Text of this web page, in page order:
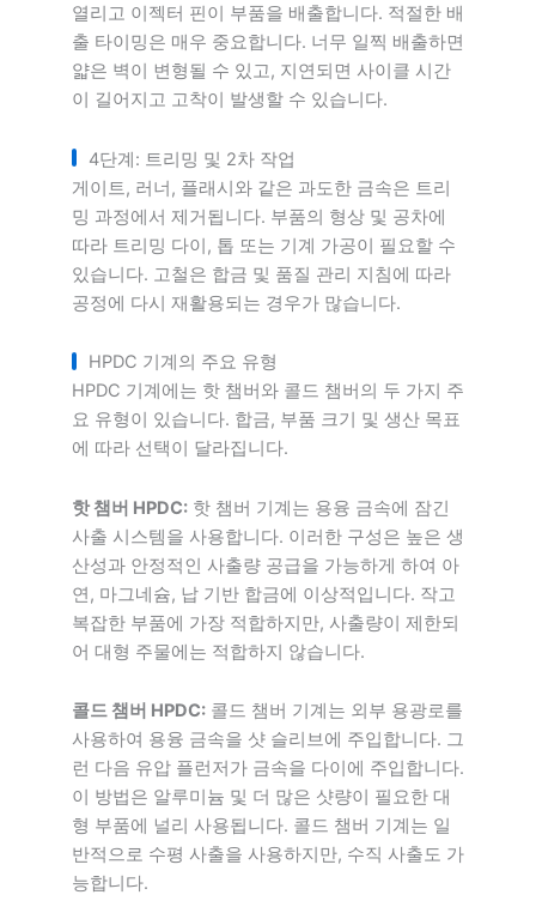
열리고 이젝터 핀이 부품을 배출합니다. 적절한 배
출 타이밍은 매우 중요합니다. 너무 일찍 배출하면
얇은 벽이 변형될 수 있고, 지연되면 사이클 시간
이 길어지고 고착이 발생할 수 있습니다.
4단계: 트리밍 및 2차 작업
게이트, 러너, 플래시와 같은 과도한 금속은 트리
밍 과정에서 제거됩니다. 부품의 형상 및 공차에
따라 트리밍 다이, 톱 또는 기계 가공이 필요할 수
있습니다. 고철은 합금 및 품질 관리 지침에 따라
공정에 다시 재활용되는 경우가 많습니다.
HPDC 기계의 주요 유형
HPDC 기계에는 핫 챔버와 콜드 챔버의 두 가지 주
요 유형이 있습니다. 합금, 부품 크기 및 생산 목표
에 따라 선택이 달라집니다.
핫 챔버 HPDC: 핫 챔버 기계는 용융 금속에 잠긴
사출 시스템을 사용합니다. 이러한 구성은 높은 생
산성과 안정적인 사출량 공급을 가능하게 하여 아
연, 마그네슘, 납 기반 합금에 이상적입니다. 작고
복잡한 부품에 가장 적합하지만, 사출량이 제한되
어 대형 주물에는 적합하지 않습니다.
콜드 챔버 HPDC: 콜드 챔버 기계는 외부 용광로를
사용하여 용융 금속을 샷 슬리브에 주입합니다. 그
런 다음 유압 플런저가 금속을 다이에 주입합니다.
이 방법은 알루미늄 및 더 많은 샷량이 필요한 대
형 부품에 널리 사용됩니다. 콜드 챔버 기계는 일
반적으로 수평 사출을 사용하지만, 수직 사출도 가
능합니다.